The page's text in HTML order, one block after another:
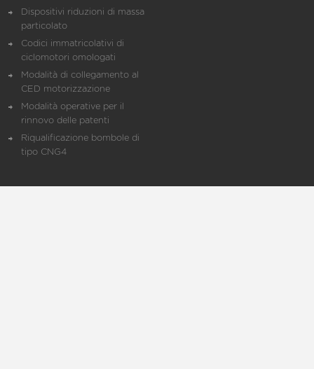
Dispositivi riduzioni di massa
particolato
Codici immatricolativi di
ciclomotori omologati
Modalità di collegamento al
CED motorizzazione
Modalità operative per il
rinnovo delle patenti
Riqualificazione bombole di
tipo CNG4